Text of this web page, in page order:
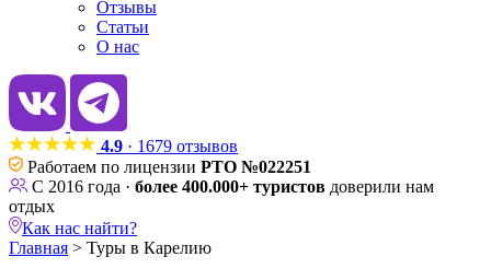
Отзывы
Статьи
О нас
4.9 · 1679 отзывов
Работаем по лицензии РТО №022251
С 2016 года · более 400.000+ туристов доверили нам
отдых
Как нас найти?
Главная > Туры в Карелию